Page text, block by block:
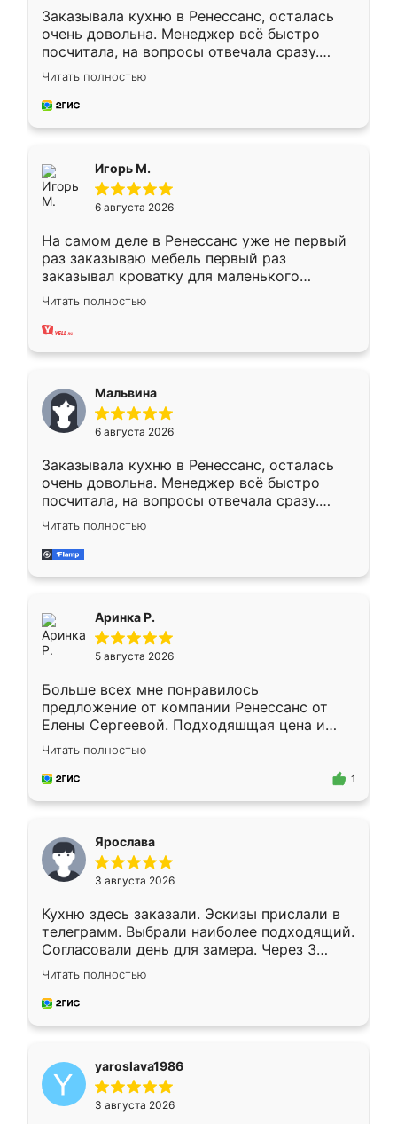
Заказывала кухню в Ренессанс, осталась
очень довольна. Менеджер всё быстро
посчитала, на вопросы отвечала сразу.
Замерщик приехал в субботу, подошёл к
делу со всей ответственностью. Собрали
за день, ребята работали аккуратно, даже
Читать полностью
Игорь М.
6 августа 2026
На самом деле в Ренессанс уже не первый
раз заказываю мебель первый раз
заказывал кроватку для маленького
ребёнка при его рождении ,во второй раз
заказал шкаф-купе. По качеству очень
хорошее сборка достаточно быстрая,
меньше, здесь же он более разнообразный.
Мне нравится ,если что-то потребуется из
мебели буду заказывать только здесь.
Читать полностью
Мальвина
6 августа 2026
Заказывала кухню в Ренессанс, осталась
очень довольна. Менеджер всё быстро
посчитала, на вопросы отвечала сразу.
Замерщик приехал в субботу, подошёл к
делу со всей ответственностью. Собрали
за день, ребята работали аккуратно, даже
Читать полностью
Аринка Р.
5 августа 2026
Больше всех мне понравилось
предложение от компании Ренессанс от
Елены Сергеевой. Подходяшщая цена и
короткие сроки изготовления. Приехавший
для замера сотрудник Владислав
предложил по моему эскизу самый
Читать полностью
1
Ярослава
3 августа 2026
Кухню здесь заказали. Эскизы прислали в
телеграмм. Выбрали наиболее подходящий.
Согласовали день для замера. Через 3
недели кухня была уже готова. Остались
довольны работой. Спасибо Ренессанс
мебель за качественную работу!
Читать полностью
yaroslava1986
3 августа 2026